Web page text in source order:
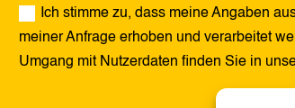
Ich stimme zu, dass meine Angaben
meiner Anfrage erhoben und verarbeitet
Umgang mit Nutzerdaten finden Sie in